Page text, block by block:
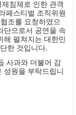
침체로 인한 관객
페스티벌 조직위원
조를 요청하였으
단으로서 공연을 속
펼쳐지는 대한민
한 것입니다.
사과와 더불어 감
원을 부탁드립니